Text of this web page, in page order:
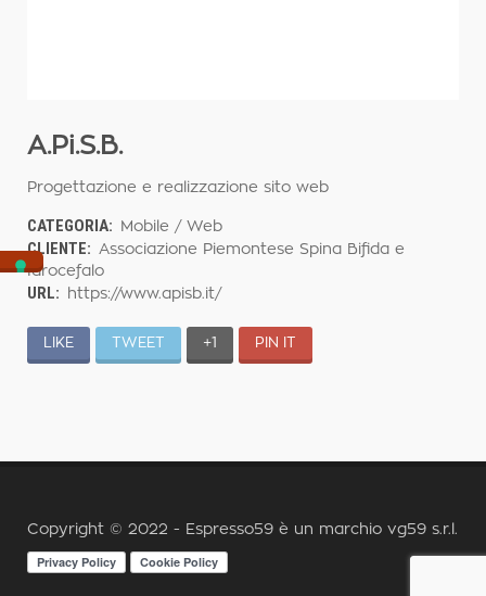
A.Pi.S.B.
Progettazione e realizzazione sito web
CATEGORIA: Mobile / Web
CLIENTE:
Associazione Piemontese Spina Bifida e
Idrocefalo
URL: https://www.apisb.it/
LIKE TWEET +1 PIN IT
Copyright © 2022 - Espresso59 è un marchio vg59 s.r.l.